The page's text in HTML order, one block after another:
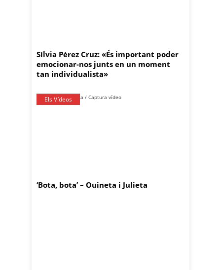
Sílvia Pérez Cruz: «És important poder
emocionar-nos junts en un moment
tan individualista»
Els Vídeos
‘Bota, bota’ – Ouineta i Julieta